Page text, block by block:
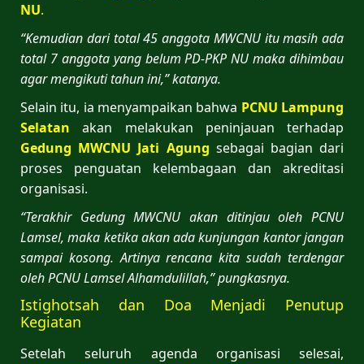
NU.
“Kemudian dari total 45 anggota MWCNU itu masih ada
total 7 anggota yang belum PD-PKP NU maka dihimbau
agar mengikuti tahun ini,” katanya.
Selain itu, ia menyampaikan bahwa PCNU Lampung
Selatan akan melakukan peninjauan terhadap
Gedung MWCNU Jati Agung sebagai bagian dari
proses penguatan kelembagaan dan akreditasi
organisasi.
“Terakhir Gedung MWCNU akan ditinjau oleh PCNU
Lamsel, maka ketika akan ada kunjungan kantor jangan
sampai kosong. Artinya rencana kita sudah terdengar
oleh PCNU Lamsel Alhamdulillah,” pungkasnya.
Istighotsah dan Doa Menjadi Penutup
Kegiatan
Setelah seluruh agenda organisasi selesai,